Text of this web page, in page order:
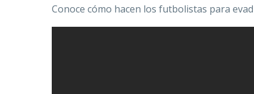
Conoce cómo hacen los futbolistas para